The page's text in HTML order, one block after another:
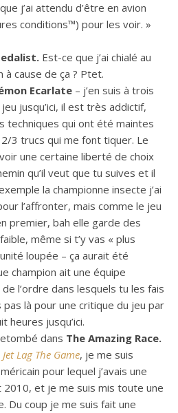
j’ai attendu d’être en avion
conditions™) pour les voir. »
Est-ce que j’ai chialé au
à cause de ça ? Ptet.
Ecarlate – j’en suis à trois
jeu jusqu’ici, il est très addictif,
techniques qui ont été maintes
3 trucs qui me font tiquer. Le
une certaine liberté de choix
qu’il veut que tu suives et il
la championne insecte j’ai
l’affronter, mais comme le jeu
premier, bah elle garde des
même si t’y vas « plus
loupée – ça aurait été
champion ait une équipe
l’ordre dans lesquels tu les fais
là pour une critique du jeu par
heures jusqu’ici.
dans The Amazing Race.
Jet Lag The Game, je me suis
pour lequel j’avais une
2010, et je me suis mis toute une
Du coup je me suis fait une